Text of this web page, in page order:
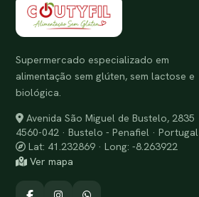
Supermercado especializado em
alimentação sem glúten, sem lactose e
biológica.
Avenida São Miguel de Bustelo, 2835
4560-042 · Bustelo - Penafiel · Portugal
Lat: 41.232869 · Long: -8.263922
Ver mapa